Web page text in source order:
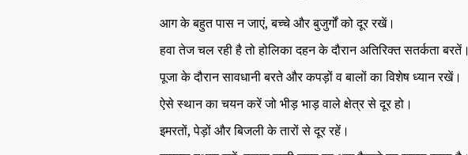
आग के बहुत पास न जाएं, बच्चे और बुजुर्गों को दूर रखें।
हवा तेज चल रही है तो होलिका दहन के दौरान अतिरिक्त सतर्कता बरतें।
पूजा के दौरान सावधानी बरते और कपड़ों व बालों का विशेष ध्यान रखें।
ऐसे स्थान का चयन करें जो भीड़ भाड़ वाले क्षेत्र से दूर हो।
इमरतों, पेड़ों और बिजली के तारों से दूर रहें।